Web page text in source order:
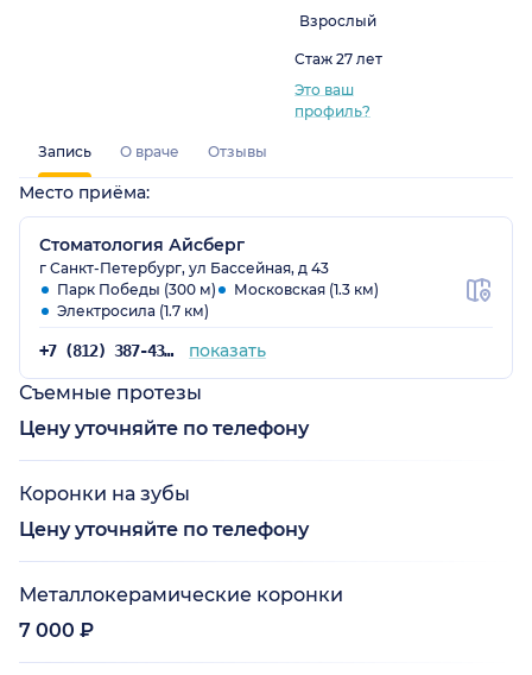
Взрослый
Стаж 27 лет
Это ваш
профиль?
Запись О враче Отзывы
Место приёма:
Стоматология Айсберг
г Санкт-Петербург, ул Бассейная, д 43
Парк Победы (300 м)
Московская (1.3 км)
Электросила (1.7 км)
+7 (812) 387-43-80 показать
Съемные протезы
Цену уточняйте по телефону
Коронки на зубы
Цену уточняйте по телефону
Металлокерамические коронки
7 000 ₽